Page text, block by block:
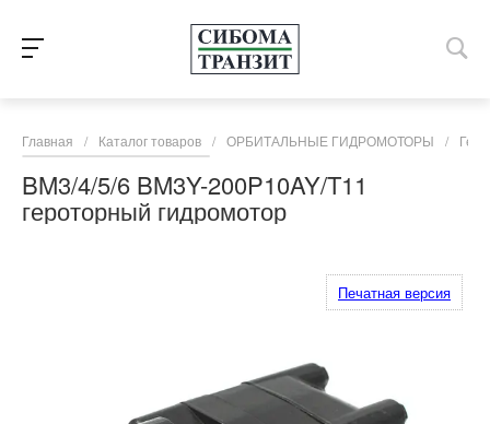
Главная / Каталог товаров / ОРБИТАЛЬНЫЕ ГИДРОМОТОРЫ /
BM3/4/5/6 BM3Y-200P10AY/T11
героторный гидромотор
Печатная версия